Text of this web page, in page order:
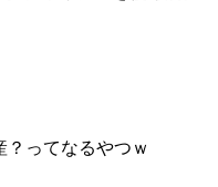
ってなるやつｗ